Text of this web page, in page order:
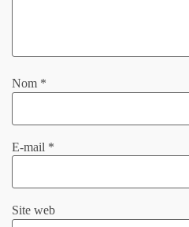
Nom *
E-mail *
Site web